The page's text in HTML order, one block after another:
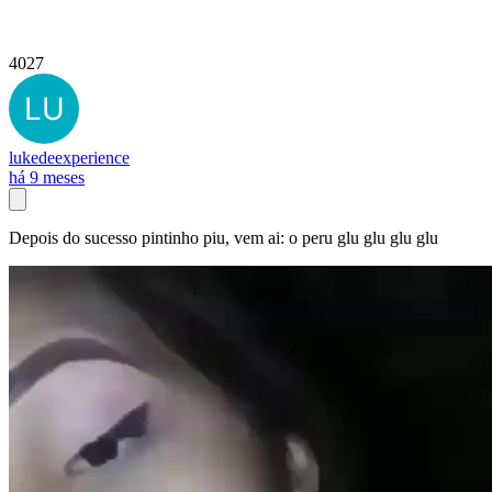
4027
lukedeexperience
há 9 meses
Depois do sucesso pintinho piu, vem ai: o peru glu glu glu glu